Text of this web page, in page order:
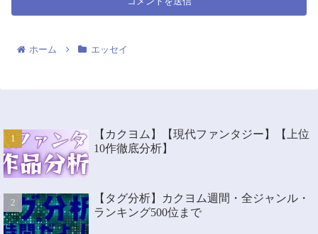
ホーム エッセイ
【カクヨム】【現代ファンタジー】【上位
10作徹底分析】
【タグ分析】カクヨム週間・全ジャンル・
ランキング500位まで